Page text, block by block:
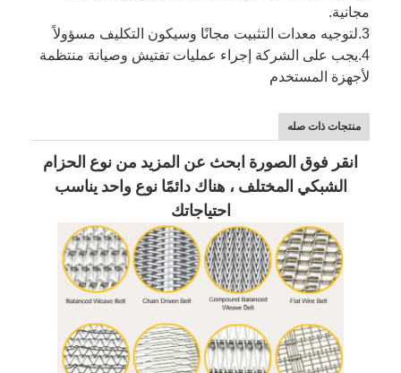
مجانية.
3. لتوجيه معدات التثبيت مجانًا وسيكون التكليف مسؤولاً
4. يجب على الشركة إجراء عمليات تفتيش وصيانة منتظمة
لأجهزة المستخدم
منتجات ذات صله
انقر فوق الصورة ابحث عن المزيد من نوع الحزام
الشبكي المختلف ، هناك دائمًا نوع واحد يناسب
احتياجاتك